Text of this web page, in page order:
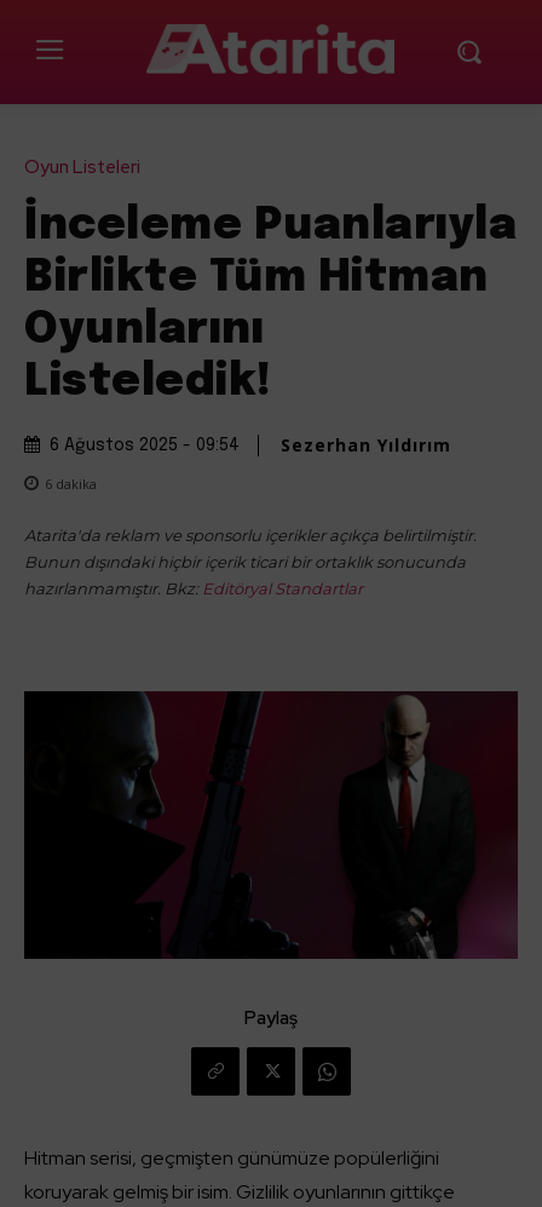
Oyun Listeleri
İnceleme Puanlarıyla
Birlikte Tüm Hitman
Oyunlarını
Listeledik!
6 Ağustos 2025 - 09:54 Sezerhan Yıldırım
6 dakika
Atarita'da reklam ve sponsorlu içerikler açıkça belirtilmiştir.
Bunun dışındaki hiçbir içerik ticari bir ortaklık sonucunda
hazırlanmamıştır. Bkz: Editöryal Standartlar
Paylaş
Hitman serisi, geçmişten günümüze popülerliğini
koruyarak gelmiş bir isim. Gizlilik oyunlarının gittikçe